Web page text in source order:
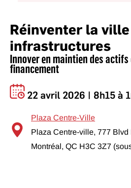
Réinventer la ville
infrastructures
Innover en maintien des
financement
22 avril 2026 | 8h15 à
Plaza Centre-Ville
Plaza Centre-ville, 777 Blvd
Montréal, QC H3C 3Z7